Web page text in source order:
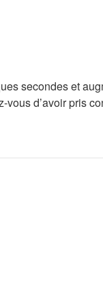
secondes et
d’avoir pris